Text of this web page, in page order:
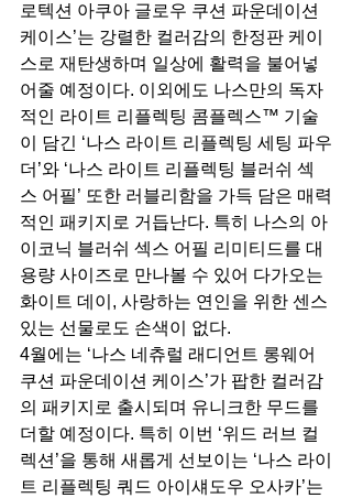
로텍션 아쿠아 글로우 쿠션 파운데이션
케이스’는 강렬한 컬러감의 한정판 케이
스로 재탄생하며 일상에 활력을 불어넣
어줄 예정이다. 이외에도 나스만의 독자
적인 라이트 리플렉팅 콤플렉스™ 기술
이 담긴 ‘나스 라이트 리플렉팅 세팅 파우
더’와 ‘나스 라이트 리플렉팅 블러쉬 섹
스 어필’ 또한 러블리함을 가득 담은 매력
적인 패키지로 거듭난다. 특히 나스의 아
이코닉 블러쉬 섹스 어필 리미티드를 대
용량 사이즈로 만나볼 수 있어 다가오는
화이트 데이, 사랑하는 연인을 위한 센스
있는 선물로도 손색이 없다.
4월에는 ‘나스 네츄럴 래디언트 롱웨어
쿠션 파운데이션 케이스’가 팝한 컬러감
의 패키지로 출시되며 유니크한 무드를
더할 예정이다. 특히 이번 ‘위드 러브 컬
렉션’을 통해 새롭게 선보이는 ‘나스 라이
트 리플렉팅 쿼드 아이섀도우 오사카’는